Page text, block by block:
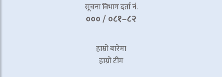
सूचना विभाग दर्ता नं.
००० / ०८१–८२
हाम्रो बारेमा
हाम्रो टीम